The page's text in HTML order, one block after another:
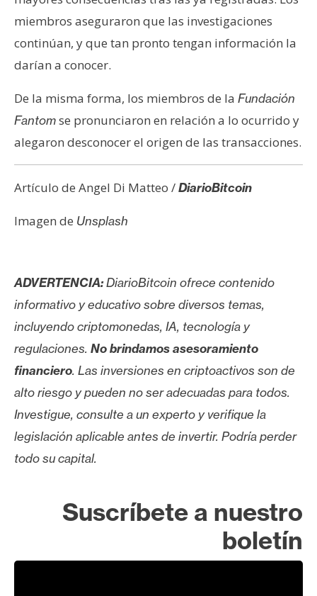
miembros aseguraron que las investigaciones
continúan, y que tan pronto tengan información la
darían a conocer.
De la misma forma, los miembros de la Fundación
Fantomse pronunciaron en relación a lo ocurrido y
alegaron desconocer el origen de las transacciones.
Artículo de Angel Di Matteo /DiarioBitcoin
Imagen de Unsplash
ADVERTENCIA:DiarioBitcoin ofrece contenido
informativo y educativo sobre diversos temas,
incluyendo criptomonedas, IA, tecnología y
regulaciones. No brindamos asesoramiento
financiero. Las inversiones en criptoactivos son de
alto riesgo y pueden no ser adecuadas para todos.
Investigue, consulte a un experto y verifique la
legislación aplicable antes de invertir. Podría perder
todo su capital.
Suscríbete a nuestro
boletín